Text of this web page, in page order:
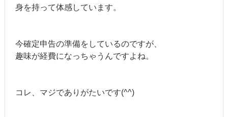
身を持って体感しています。
今確定申告の準備をしているのですが、
趣味が経費になっちゃうんですよね。
コレ、マジでありがたいです(^^)